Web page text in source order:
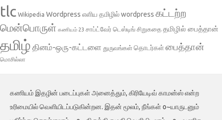
tlc Wikipedia Wordpress எளிய தமிழில் wordpress கட்டற்ற
மென்பொருள் கணியம் 23 சாப்ட்வேர் டெஸ்டிங் சிறுகதை தமிழில் பைத்தான்
தமிழ் தினம்-ஒரு-கட்டளை துருவங்கள் தொடர்கள்பைத்தான்
மொசில்லா
கணியம் இதழின் படைப்புகள் அனைத்தும், கிரியேடிவ் காமன்ஸ் என்ற
உரிமையில் வெளியிடப்படுகின்றன. இதன் மூலம், நீங்கள் o~யாருடனும்